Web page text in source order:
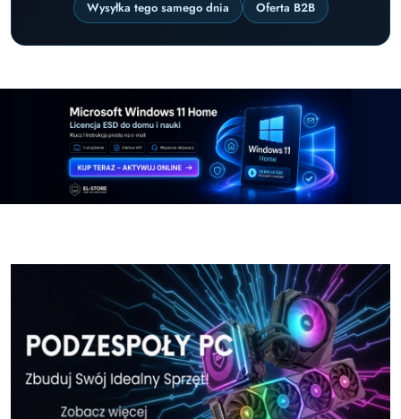
Wysyłka tego samego dnia
Oferta B2B
Pomiń karuzelę promocyjną